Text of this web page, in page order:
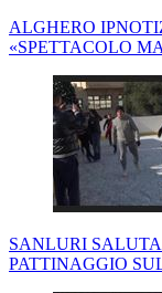
ALGHERO
«SPETTACOLO
SANLURI
PATTINAGGIO